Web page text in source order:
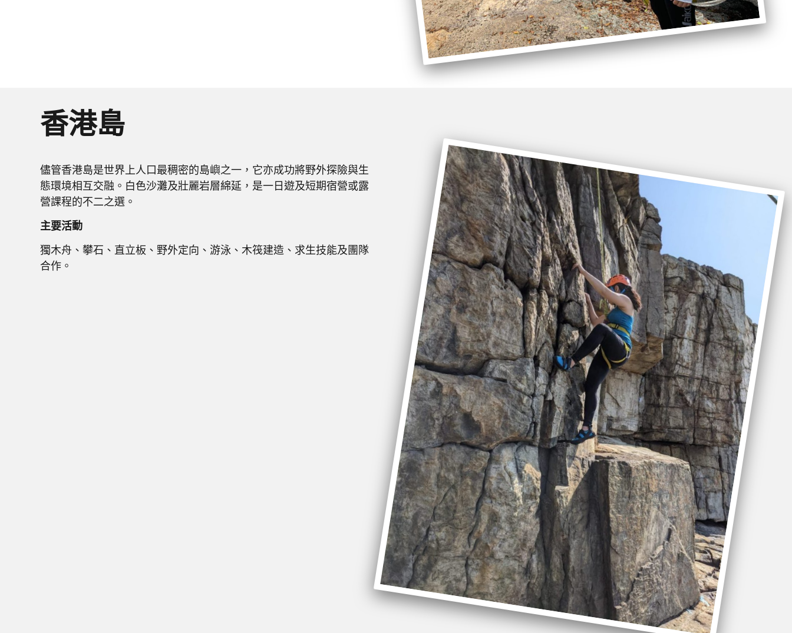
香港島 ​
儘管香港島是世界上人口最稠密的島嶼之一，它亦成功將野外探險與生
態環境相互交融。白色沙灘及壯麗岩層綿延，是一日遊及短期宿營或露
營課程的不二之選。
主要活動
獨木舟、攀石、直立板、野外定向、游泳、木筏建造、求生技能及團隊
合作。